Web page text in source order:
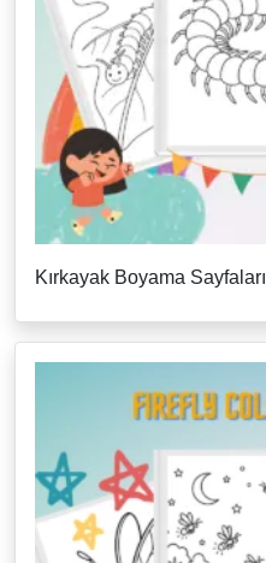
Kırkayak Boyama Sayfaları